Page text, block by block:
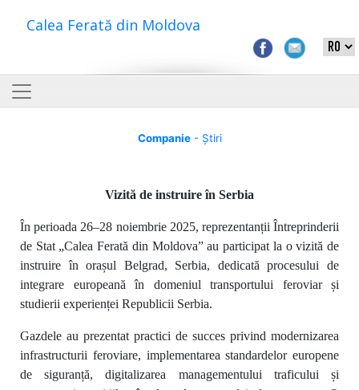
Calea Ferată din Moldova
Companie- Știri
Vizită de instruire în Serbia
În perioada 26–28 noiembrie 2025, reprezentanții Întreprinderii
de Stat „Calea Ferată din Moldova” au participat la o vizită de
instruire în orașul Belgrad, Serbia, dedicată procesului de
integrare europeană în domeniul transportului feroviar și
studierii experienței Republicii Serbia.
Gazdele au prezentat practici de succes privind modernizarea
infrastructurii feroviare, implementarea standardelor europene
de siguranță, digitalizarea managementului traficului și